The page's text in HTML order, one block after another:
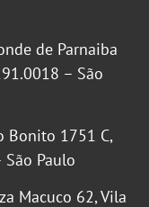
de Parnaiba
– São
Bonito 1751 C,
Paulo
Macuco 62, Vila